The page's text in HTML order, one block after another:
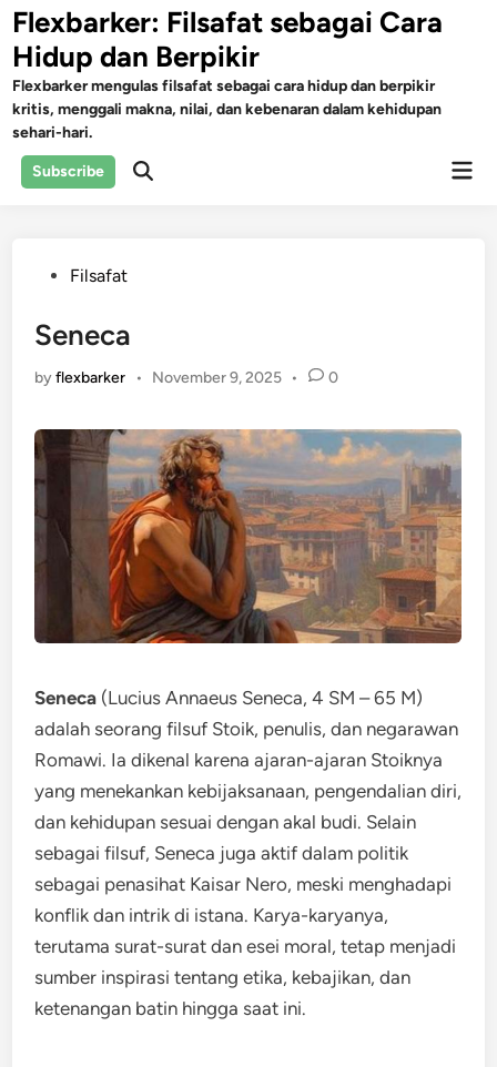
Skip
to
content
Flexbarker: Filsafat sebagai Cara
Hidup dan Berpikir
Flexbarker mengulas filsafat sebagai cara hidup dan berpikir
kritis, menggali makna, nilai, dan kebenaran dalam kehidupan
sehari-hari.
Subscribe
Open
PostedFilsafat
Seneca
byflexbarker • November 9, 2025 • 0
Seneca (Lucius Annaeus Seneca, 4 SM – 65 M)
adalah seorang filsuf Stoik, penulis, dan negarawan
Romawi. Ia dikenal karena ajaran-ajaran Stoiknya
yang menekankan kebijaksanaan, pengendalian diri,
dan kehidupan sesuai dengan akal budi. Selain
sebagai filsuf, Seneca juga aktif dalam politik
sebagai penasihat Kaisar Nero, meski menghadapi
konflik dan intrik di istana. Karya-karyanya,
terutama surat-surat dan esei moral, tetap menjadi
sumber inspirasi tentang etika, kebajikan, dan
ketenangan batin hingga saat ini.